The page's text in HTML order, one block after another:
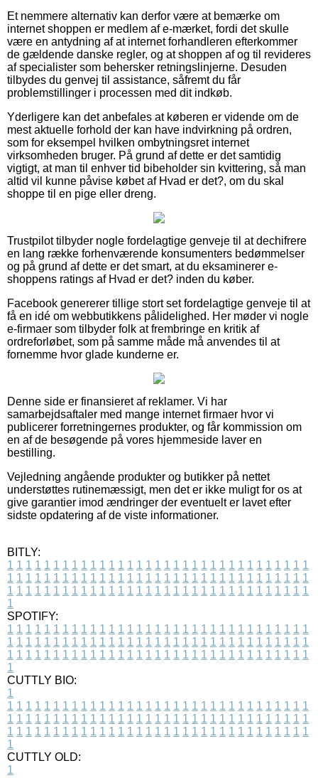
Et nemmere alternativ kan derfor være at bemærke om
internet shoppen er medlem af e-mærket, fordi det skulle
være en antydning af at internet forhandleren efterkommer
de gældende danske regler, og at shoppen af og til revideres
af specialister som behersker retningslinjerne. Desuden
tilbydes du genvej til assistance, såfremt du får
problemstillinger i processen med dit indkøb.
Yderligere kan det anbefales at køberen er vidende om de
mest aktuelle forhold der kan have indvirkning på ordren,
som for eksempel hvilken ombytningsret internet
virksomheden bruger. På grund af dette er det samtidig
vigtigt, at man til enhver tid bibeholder sin kvittering, så man
altid vil kunne påvise købet af Hvad er det?, om du skal
shoppe til en pige eller dreng.
Trustpilot tilbyder nogle fordelagtige genveje til at dechifrere
en lang række forhenværende konsumenters bedømmelser
og på grund af dette er det smart, at du eksaminerer e-
shoppens ratings af Hvad er det? inden du køber.
Facebook genererer tillige stort set fordelagtige genveje til at
få en idé om webbutikkens pålidelighed. Her møder vi nogle
e-firmaer som tilbyder folk at frembringe en kritik af
ordreforløbet, som på samme måde må anvendes til at
fornemme hvor glade kunderne er.
Denne side er finansieret af reklamer. Vi har
samarbejdsaftaler med mange internet firmaer hvor vi
publicerer forretningernes produkter, og får kommission om
en af de besøgende på vores hjemmeside laver en
bestilling.
Vejledning angående produkter og butikker på nettet
understøttes rutinemæssigt, men det er ikke muligt for os at
give garantier imod ændringer der eventuelt er lavet efter
sidste opdatering af de viste informationer.
BITLY:
1 1 1 1 1 1 1 1 1 1 1 1 1 1 1 1 1 1 1 1 1 1 1 1 1 1 1 1 1 1 1 1 1
1 1 1 1 1 1 1 1 1 1 1 1 1 1 1 1 1 1 1 1 1 1 1 1 1 1 1 1 1 1 1 1 1
1 1 1 1 1 1 1 1 1 1 1 1 1 1 1 1 1 1 1 1 1 1 1 1 1 1 1 1 1 1 1 1 1
1
SPOTIFY:
1 1 1 1 1 1 1 1 1 1 1 1 1 1 1 1 1 1 1 1 1 1 1 1 1 1 1 1 1 1 1 1 1
1 1 1 1 1 1 1 1 1 1 1 1 1 1 1 1 1 1 1 1 1 1 1 1 1 1 1 1 1 1 1 1 1
1 1 1 1 1 1 1 1 1 1 1 1 1 1 1 1 1 1 1 1 1 1 1 1 1 1 1 1 1 1 1 1 1
1
CUTTLY BIO:
1
1 1 1 1 1 1 1 1 1 1 1 1 1 1 1 1 1 1 1 1 1 1 1 1 1 1 1 1 1 1 1 1 1
1 1 1 1 1 1 1 1 1 1 1 1 1 1 1 1 1 1 1 1 1 1 1 1 1 1 1 1 1 1 1 1 1
1 1 1 1 1 1 1 1 1 1 1 1 1 1 1 1 1 1 1 1 1 1 1 1 1 1 1 1 1 1 1 1 1
1
CUTTLY OLD:
1